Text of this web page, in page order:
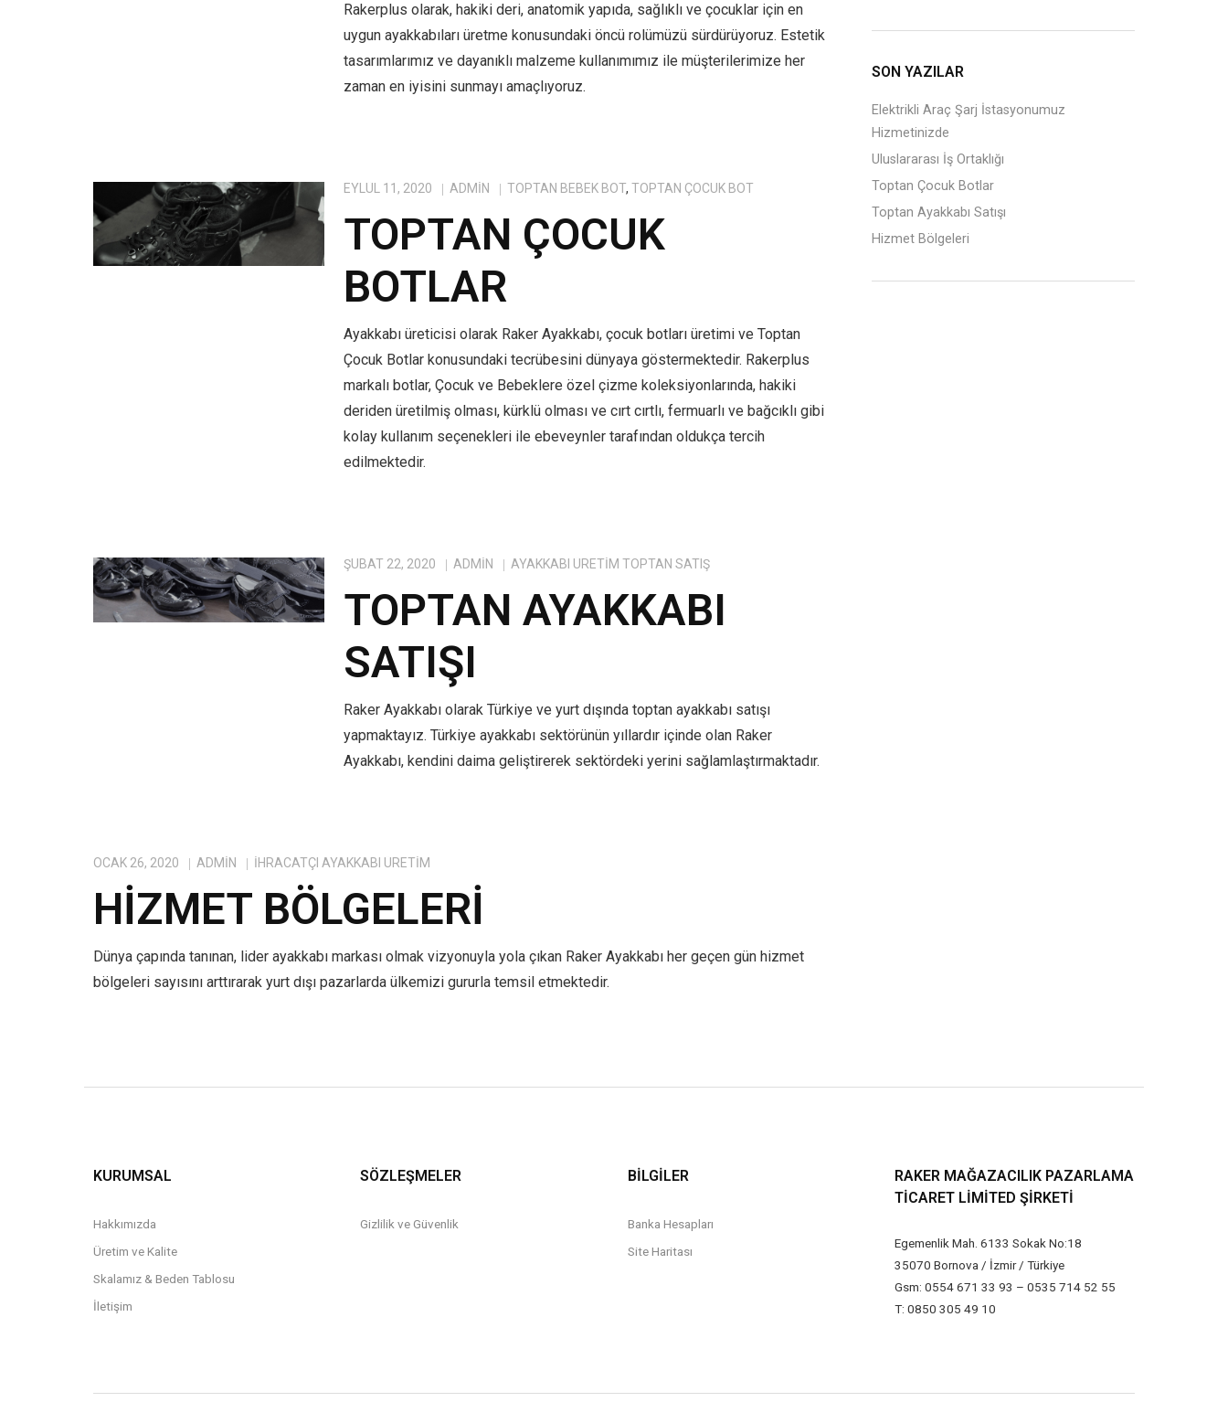
Rakerplus olarak, hakiki deri, anatomik yapıda, sağlıklı ve çocuklar için en
uygun ayakkabıları üretme konusundaki öncü rolümüzü sürdürüyoruz. Estetik
tasarımlarımız ve dayanıklı malzeme kullanımımız ile müşterilerimize her
zaman en iyisini sunmayı amaçlıyoruz.
EYLÜL 11, 2020 ADMIN TOPTAN BEBEK BOT,TOPTAN ÇOCUK BOT
TOPTAN ÇOCUK
BOTLAR
Ayakkabı üreticisi olarak Raker Ayakkabı, çocuk botları üretimi ve Toptan
Çocuk Botlar konusundaki tecrübesini dünyaya göstermektedir. Rakerplus
markalı botlar, Çocuk ve Bebeklere özel çizme koleksiyonlarında, hakiki
deriden üretilmiş olması, kürklü olması ve cırt cırtlı, fermuarlı ve bağcıklı gibi
kolay kullanım seçenekleri ile ebeveynler tarafından oldukça tercih
edilmektedir.
ŞUBAT 22, 2020 ADMIN AYAKKABI ÜRETIM TOPTAN SATIŞ
TOPTAN AYAKKABI
SATIŞI
Raker Ayakkabı olarak Türkiye ve yurt dışında toptan ayakkabı satışı
yapmaktayız. Türkiye ayakkabı sektörünün yıllardır içinde olan Raker
Ayakkabı, kendini daima geliştirerek sektördeki yerini sağlamlaştırmaktadır.
OCAK 26, 2020 ADMIN IHRACATÇI AYAKKABI ÜRETIM
HIZMET BÖLGELERI
Dünya çapında tanınan, lider ayakkabı markası olmak vizyonuyla yola çıkan Raker Ayakkabı her geçen gün hizmet
bölgeleri sayısını arttırarak yurt dışı pazarlarda ülkemizi gururla temsil etmektedir.
SON YAZILAR
Elektrikli Araç Şarj İstasyonumuz
Hizmetinizde
Uluslararası İş Ortaklığı
Toptan Çocuk Botlar
Toptan Ayakkabı Satışı
Hizmet Bölgeleri
KURUMSAL
Hakkımızda
Üretim ve Kalite
Skalamız & Beden Tablosu
İletişim
SÖZLEŞMELER
Gizlilik ve Güvenlik
BİLGİLER
Banka Hesapları
Site Haritası
RAKER MAĞAZACILIK PAZARLAMA
TICARET LIMITED ŞIRKETI
Egemenlik Mah. 6133 Sokak No:18
35070 Bornova / İzmir / Türkiye
Gsm: 0554 671 33 93 – 0535 714 52 55
T: 0850 305 49 10